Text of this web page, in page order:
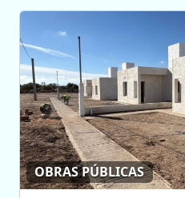
OBRAS PÚBLICAS